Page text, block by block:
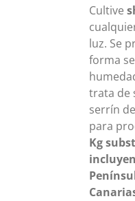
Cultive
luz. Se
forma
trata de
serrín
para
Kg